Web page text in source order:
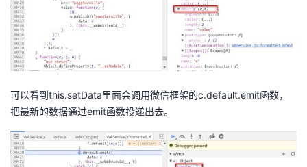
可以看到this.setData里面会调用微信框架的c.default.emit函数，
把最新的数据通过emit函数投递出去。